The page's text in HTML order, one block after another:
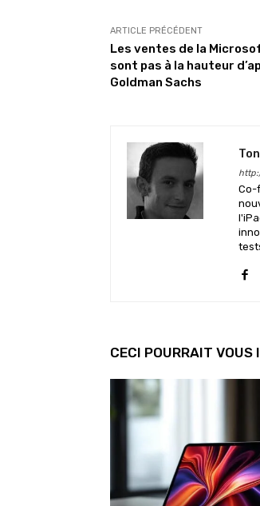
ARTICLE PRÉCÉDENT
Les ventes de la
sont pas à la hauteur
Goldman Sachs
Co-
CECI POURRAIT VOUS